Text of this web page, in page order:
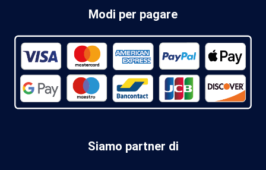
Modi per pagare
Siamo partner di